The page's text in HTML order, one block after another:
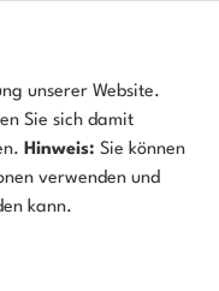
unserer Website.
Sie sich damit
Hinweis: Sie können
verwenden und
kann.